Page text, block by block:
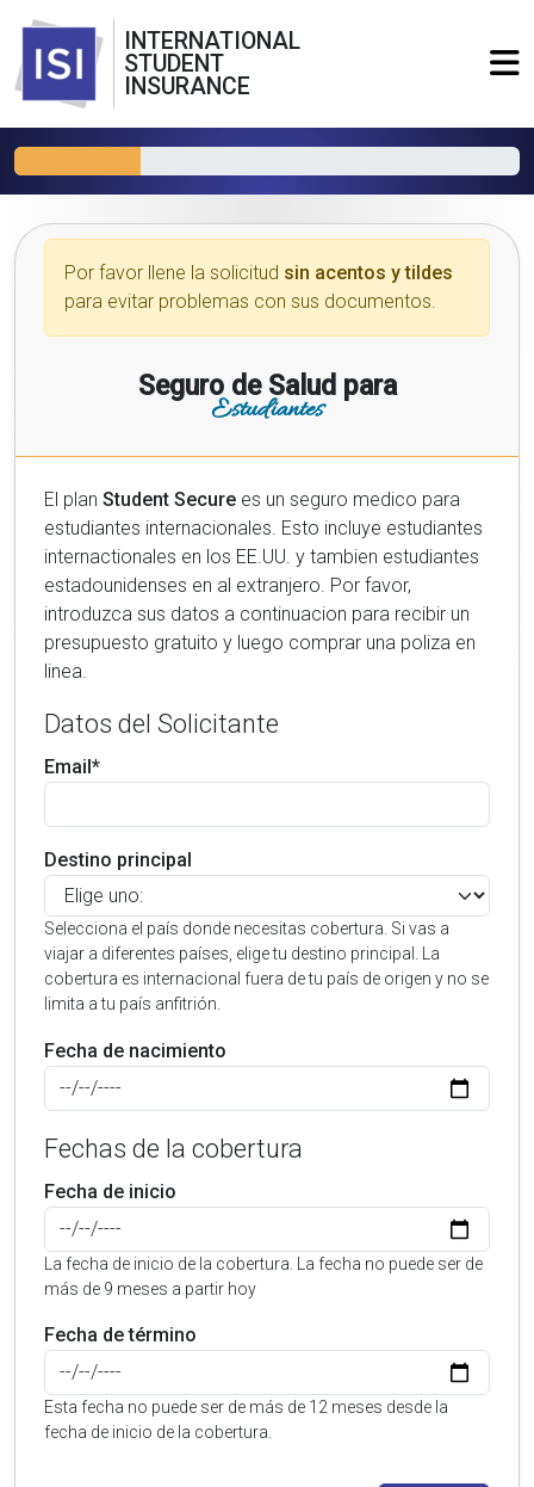
INTERNATIONAL
STUDENT
INSURANCE
Por favor llene la solicitud sin acentos y tildes
para evitar problemas con sus documentos.
Seguro de Salud para
Estudiantes
El plan Student Secure es un seguro medico para
estudiantes internacionales. Esto incluye estudiantes
internactionales en los EE.UU. y tambien estudiantes
estadounidenses en al extranjero. Por favor,
introduzca sus datos a continuacion para recibir un
presupuesto gratuito y luego comprar una poliza en
linea.
Datos del Solicitante
Email*
Destino principal
Selecciona el país donde necesitas cobertura. Si vas a
viajar a diferentes países, elige tu destino principal. La
cobertura es internacional fuera de tu país de origen y no se
limita a tu país anfitrión.
Fecha de nacimiento
Fechas de la cobertura
Fecha de inicio
La fecha de inicio de la cobertura. La fecha no puede ser de
más de 9 meses a partir hoy
Fecha de término
Esta fecha no puede ser de más de 12 meses desde la
fecha de inicio de la cobertura.